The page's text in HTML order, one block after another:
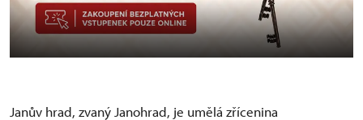
Janův hrad, zvaný Janohrad, je umělá zřícenina